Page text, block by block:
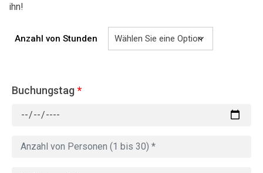
ihn!
Anzahl von Stunden
Buchungstag*